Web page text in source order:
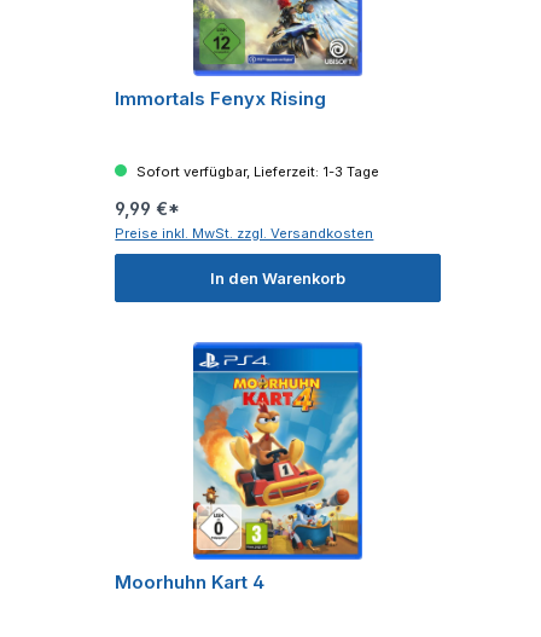
Immortals Fenyx Rising
Sofort verfügbar, Lieferzeit: 1-3 Tage
9,99 €*
Preise inkl. MwSt. zzgl. Versandkosten
In den Warenkorb
Moorhuhn Kart 4